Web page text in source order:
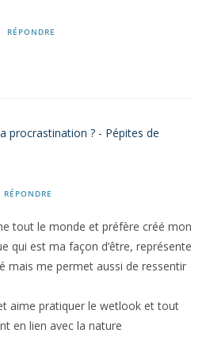
RÉPONDRE
procrastination ? - Pépites de
RÉPONDRE
tout le monde et préfère créé mon
qui est ma façon d’être, représente
mais me permet aussi de ressentir
aime pratiquer le wetlook et tout
en lien avec la nature